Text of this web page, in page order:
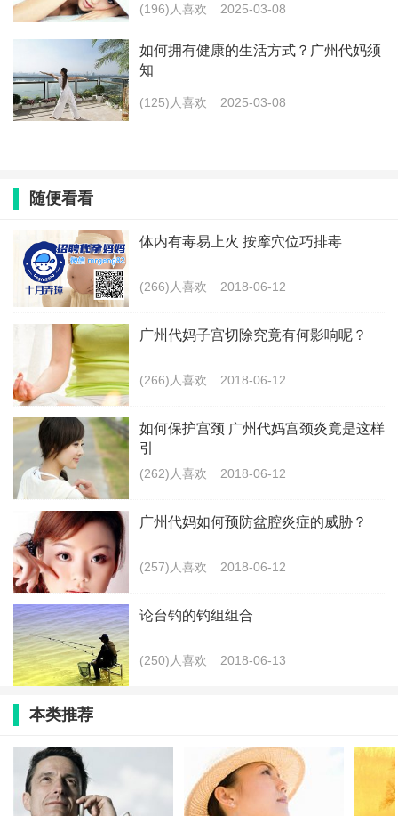
(196)人喜欢 2025-03-08
如何拥有健康的生活方式？广州代妈须
知
(125)人喜欢 2025-03-08
随便看看
体内有毒易上火 按摩穴位巧排毒
(266)人喜欢 2018-06-12
广州代妈子宫切除究竟有何影响呢？
(266)人喜欢 2018-06-12
如何保护宫颈 广州代妈宫颈炎竟是这样
引
(262)人喜欢 2018-06-12
广州代妈如何预防盆腔炎症的威胁？
(257)人喜欢 2018-06-12
论台钓的钓组组合
(250)人喜欢 2018-06-13
本类推荐